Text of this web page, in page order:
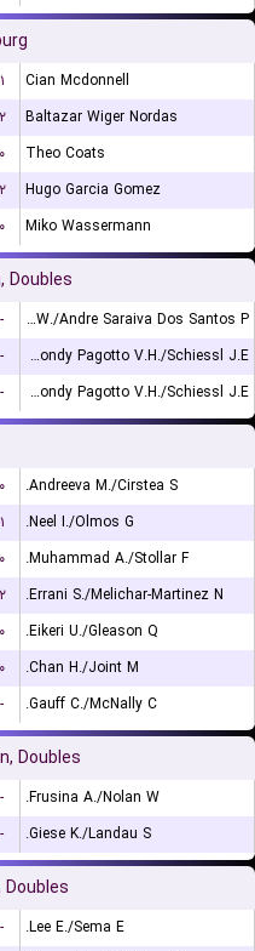
۱
Cian Mcdonnell
۲
Baltazar Wiger Nordas
۰
Theo Coats
۲
Hugo Garcia Gomez
۰ Miko Wassermann
Doubles
-
Leite W./Andre Saraiva Dos Santos P.
-
Remondy Pagotto V.H./Schiessl J.E.
- Remondy Pagotto V.H./Schiessl J.E.
۰
Andreeva M./Cirstea S.
۱
Neel I./Olmos G.
۰
Muhammad A./Stollar F.
۲
Errani S./Melichar-Martinez N.
۰
Eikeri U./Gleason Q.
۰
Chan H./Joint M.
- Gauff C./McNally C.
Doubles
-
Frusina A./Nolan W.
- Giese K./Landau S.
-
Lee E./Sema E.